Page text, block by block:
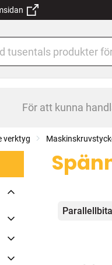
För att kunna
verktyg
Kategorier